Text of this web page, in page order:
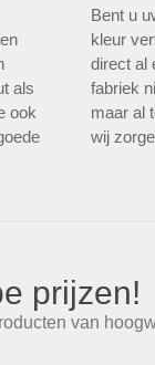
als
ook
Bent u
kleur
direct al
fabriek
maar al
wij
prijzen!
van